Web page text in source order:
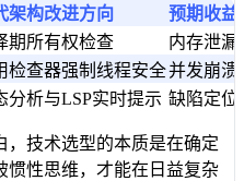
架构改进方向
预期收益
期所有权检查
内存泄漏
检查器强制线程安全并发崩溃
分析与LSP实时提示 缺陷定位
，技术选型的本质是在确定
惯性思维，才能在日益复杂